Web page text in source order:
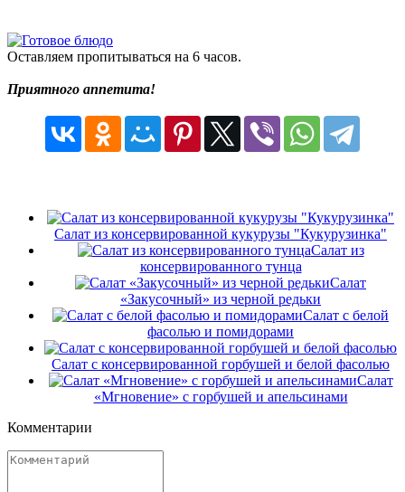
Оставляем пропитываться на 6 часов.
Приятного аппетита!
Салат из консервированной кукурузы "Кукурузинка"
Салат из
консервированного тунца
Салат
«Закусочный» из черной редьки
Салат с белой
фасолью и помидорами
Салат с консервированной горбушей и белой фасолью
Салат
«Мгновение» с горбушей и апельсинами
Комментарии